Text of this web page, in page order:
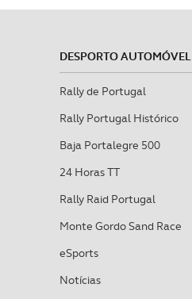
DESPORTO AUTOMÓVEL
Rally de Portugal
Rally Portugal Histórico
Baja Portalegre 500
24 Horas TT
Rally Raid Portugal
Monte Gordo Sand Race
eSports
Notícias